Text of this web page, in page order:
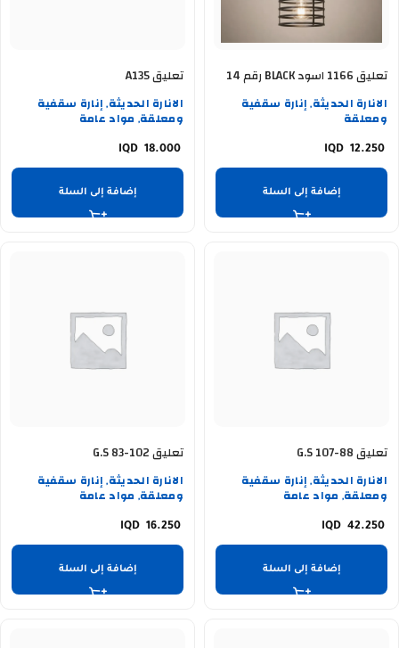
تعليق 1166 اسود BLACK رقم 14
الانارة الحديثة, إنارة سقفية
ومعلقة
12.250
إضافة إلى السلة
تعليق A135
الانارة الحديثة, إنارة سقفية
ومعلقة, مواد عامة
18.000
إضافة إلى السلة
تعليق G.S 107-88
الانارة الحديثة, إنارة سقفية
ومعلقة, مواد عامة
42.250
إضافة إلى السلة
تعليق G.S 83-102
الانارة الحديثة, إنارة سقفية
ومعلقة, مواد عامة
16.250
إضافة إلى السلة